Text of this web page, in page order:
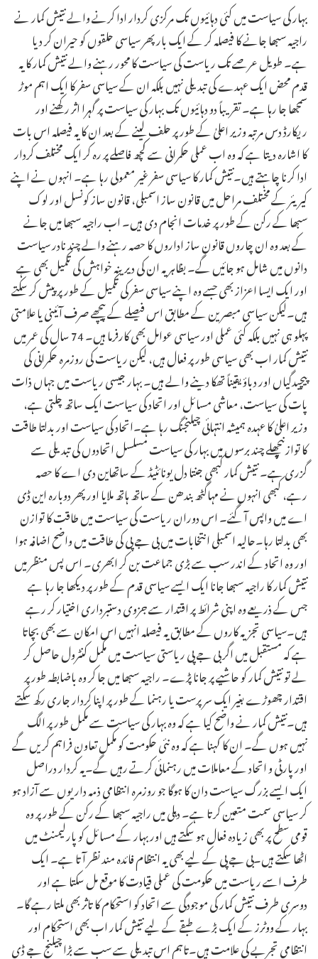
بہار کی سیاست میں کئی دہائیوں تک مرکزی کردار ادا کرنے والے نتیش کمار نے
راجیہ سبھا جانے کا فیصلہ کر کے ایک بار پھر سیاسی حلقوں کو حیران کر دیا
ہے۔ طویل عرصے تک ریاست کی سیاست کا محور رہنے والے نتیش کمار کا یہ
قدم محض ایک عہدے کی تبدیلی نہیں بلکہ ان کے سیاسی سفر کا ایک اہم موڑ
سمجھا جا رہا ہے۔ تقریباً دو دہائیوں تک بہار کی سیاست پر گہرا اثر رکھنے اور
ریکارڈ دس مرتبہ وزیر اعلیٰ کے طور پر حلف لینے کے بعد ان کا یہ فیصلہ اس بات
کا اشارہ دیتا ہے کہ وہ اب عملی حکمرانی سے کچھ فاصلے پر رہ کر ایک مختلف کردار
ادا کرنا چاہتے ہیں۔نتیش کمار کا سیاسی سفر غیر معمولی رہا ہے۔ انہوں نے اپنے
کیریئر کے مختلف مراحل میں قانون ساز اسمبلی، قانون ساز کونسل اور لوک
سبھا کے رکن کے طور پر خدمات انجام دی ہیں۔ اب راجیہ سبھا میں جانے
کے بعد وہ ان چاروں قانون ساز اداروں کا حصہ رہنے والے چند نادر سیاست
دانوں میں شامل ہو جائیں گے۔ بظاہر یہ ان کی دیرینہ خواہش کی تکمیل بھی ہے
اور ایک ایسا اعزاز بھی جسے وہ اپنے سیاسی سفر کی تکمیل کے طور پر پیش کر سکتے
ہیں۔لیکن سیاسی مبصرین کے مطابق اس فیصلے کے پیچھے صرف آئینی یا علامتی
پہلو ہی نہیں بلکہ کئی عملی اور سیاسی عوامل بھی کارفرما ہیں۔ 74 سال کی عمر میں
نتیش کمار اب بھی سیاسی طور پر فعال ہیں، لیکن ریاست کی روزمرہ حکمرانی کی
پیچیدگیاں اور دباؤ یقیناً تھکا دینے والے ہیں۔ بہار جیسی ریاست میں جہاں ذات
پات کی سیاست، معاشی مسائل اور اتحاد کی سیاست ایک ساتھ چلتی ہے،
وزیر اعلیٰ کا عہدہ ہمیشہ انتہائی چیلنجنگ رہا ہے۔اتحاد کی سیاست اور بدلتا طاقت
کا توازنپچھلے چند برسوں میں بہار کی سیاست مسلسل اتحادوں کی تبدیلی سے
گزری ہے۔ نتیش کمار کبھی جنتا دل یونائٹیڈ کے ساتھاین دی اے کا حصہ
رہے، کبھی انہوں نے مہاگٹھ بندھن کے ساتھ ہاتھ ملایا اور پھر دوبارہ این ڈی
اے میں واپس آ گئے۔ اس دوران ریاست کی سیاست میں طاقت کا توازن
بھی بدلتا رہا۔حالیہ اسمبلی انتخابات میں بی جے پی کی طاقت میں واضح اضافہ ہوا
اور وہ اتحاد کے اندر سب سے بڑی جماعت بن کر ابھری۔ اس پس منظر میں
نتیش کمار کا راجیہ سبھا جانا ایک ایسے سیاسی قدم کے طور پر دیکھا جا رہا ہے
جس کے ذریعے وہ اپنی شرائط پر اقتدار سے جزوی دستبرداری اختیار کر رہے
ہیں۔سیاسی تجزیہ کاروں کے مطابق یہ فیصلہ انہیں اس امکان سے بھی بچاتا
ہے کہ مستقبل میں اگر بی جے پی ریاستی سیاست میں مکمل کنٹرول حاصل کر
لے تو نتیش کمار کو حاشیے پر جانا پڑے۔ راجیہ سبھا میں جا کر وہ باضابطہ طور پر
اقتدار چھوڑے بغیر ایک سرپرست یا رہنما کے طور پر اپنا کردار جاری رکھ سکتے
ہیں۔نتیش کمار نے واضح کیا ہے کہ وہ بہار کی سیاست سے مکمل طور پر الگ
نہیں ہوں گے۔ ان کا کہنا ہے کہ وہ نئی حکومت کو مکمل تعاون فراہم کریں گے
اور پارٹی و اتحاد کے معاملات میں رہنمائی کرتے رہیں گے۔یہ کردار دراصل
ایک ایسے بزرگ سیاست دان کا ہوگا جو روزمرہ انتظامی ذمہ داریوں سے آزاد ہو
کر سیاسی سمت متعین کرتا ہے۔ دہلی میں راجیہ سبھا کے رکن کے طور پر وہ
قومی سطح پر بھی زیادہ فعال ہو سکتے ہیں اور بہار کے مسائل کو پارلیمنٹ میں
اٹھا سکتے ہیں۔بی جے پی کے لیے بھی یہ انتظام فائدہ مند نظر آتا ہے۔ ایک
طرف اسے ریاست میں حکومت کی عملی قیادت کا موقع مل سکتا ہے اور
دوسری طرف نتیش کمار کی موجودگی سے اتحاد کو استحکام کا تاثر بھی ملتا رہے گا۔
بہار کے ووٹرز کے ایک بڑے طبقے کے لیے نتیش کمار اب بھی استحکام اور
انتظامی تجربے کی علامت ہیں۔تاہم اس تبدیلی سے سب سے بڑا چیلنج جے ڈی